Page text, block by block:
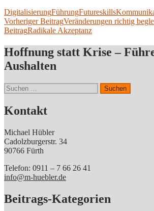
DigitalisierungFührungFutureskills
Beitragsnavigation
Vorheriger BeitragVeränderungen richtig
BeitragRadikale Akzeptanz
Hoffnung statt Krise –
Aushalten
Suchen
nach:
Kontakt
Michael Hübler
Cadolzburgerstr. 34
90766 Fürth
Telefon: 0911 – 7 66 26 41
info@m-huebler.de
Beitrags-Kategorien